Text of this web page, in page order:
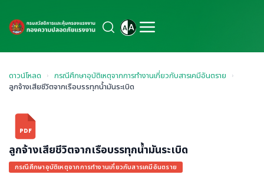
ดาวน์โหลด › กรณีศึกษาอุบัติเหตุจากการทำงานเกี่ยวกับสารเคมีอันตราย ›
ลูกจ้างเสียชีวิตจากเรือบรรทุกน้ำมันระเบิด
PDF
ลูกจ้างเสียชีวิตจากเรือบรรทุกน้ำมันระเบิด
กรณีศึกษาอุบัติเหตุจากการทำงานเกี่ยวกับสารเคมีอันตราย